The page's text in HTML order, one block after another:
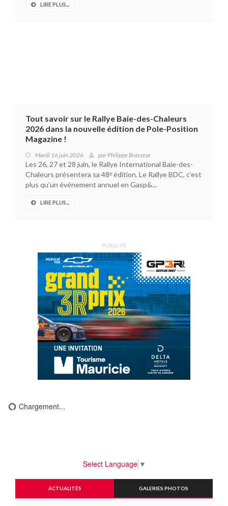
LIRE PLUS...
Tout savoir sur le Rallye Baie-des-Chaleurs
2026 dans la nouvelle édition de Pole-Position
Magazine !
Mardi 16 juin 2026 parPhilippe Brasseur
Les 26, 27 et 28 juin, le Rallye International Baie-des-
Chaleurs présentera sa 48ᵉ édition. Le Rallye BDC, c’est
plus qu’un événement annuel en Gasp&...
LIRE PLUS...
PUBLICITÉ
Chargement...
Select Language ▼
ACTUALITÉS GALERIES PHOTOS